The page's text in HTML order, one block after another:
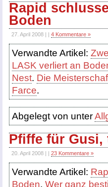
Rapid
Boden
27. April 2008 | | 4 Kommentare »
Verwandte Artikel:
LASK verliert an
Nest. Die
Farce.
Abgelegt von unter
Pfiffe für Gusi,
20. April 2008 | | 23 Kommentare »
Verwandte Artikel:
Boden. Wer ganz